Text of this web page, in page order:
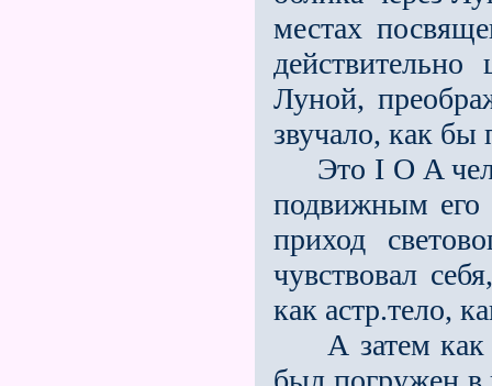
местах
Луной,
звучало, как
Это I О A
подвижным
приход
чувствовал
как астр.тело,
А затем как